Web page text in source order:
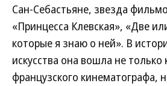
Сан-Себастьяне, звезда
«Принцесса Клевская», «Две
которые я знаю о ней». В
искусства она вошла не только
французского кинематографа,